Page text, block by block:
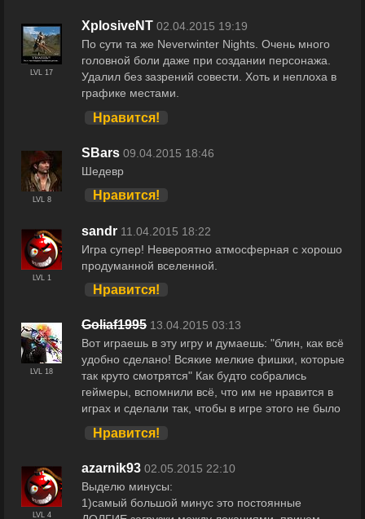
LVL 17
XplosiveNT 02.04.2015 19:19
По сути та же Neverwinter Nights. Очень много
головной боли даже при создании персонажа.
Удалил без зазрений совести. Хоть и неплоха в
графике местами.
Нравится!
LVL 8
SBars 09.04.2015 18:46
Шедевр
Нравится!
LVL 1
sandr 11.04.2015 18:22
Игра супер! Невероятно атмосферная с хорошо
продуманной вселенной.
Нравится!
LVL 18
Goliaf1995 13.04.2015 03:13
Вот играешь в эту игру и думаешь: "блин, как всё
удобно сделано! Всякие мелкие фишки, которые
так круто смотрятся" Как будто собрались
геймеры, вспомнили всё, что им не нравится в
играх и сделали так, чтобы в игре этого не было
Нравится!
LVL 4
azarnik93 02.05.2015 22:10
Выделю минусы:
1)самый большой минус это постоянные